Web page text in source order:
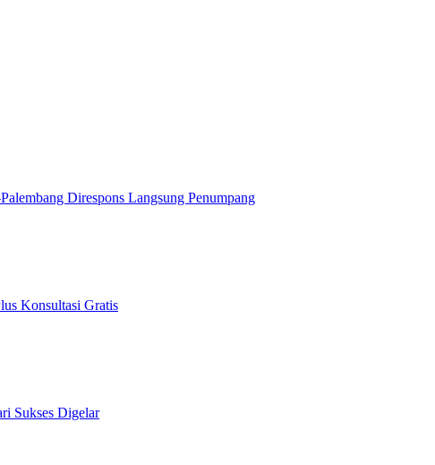
Direspons Langsung Penumpang
Konsultasi Gratis
Sukses Digelar